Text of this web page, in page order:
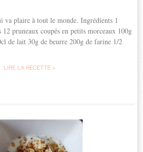
va plaire à tout le monde. Ingrédients 1
pruneaux coupés en petits morceaux 100g
de lait 30g de beurre 200g de farine 1/2
LIRE LA RECETTE >